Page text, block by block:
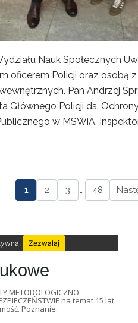
Nauk Społecznych
oficerem Policji oraz osobą
Pan Andrzej
Głównego Policji ds.
w MSWiA,
1 2 3 … 48
Zezwalaj
METODOLOGICZNO-
na temat 15 lat
Poznanie.